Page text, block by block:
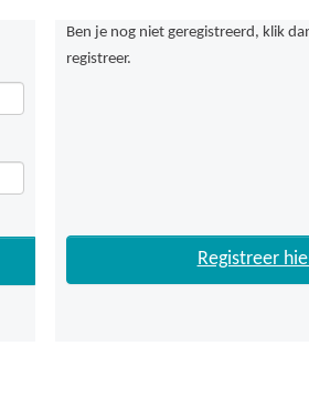
Ben je nog niet geregistreerd, klik
registreer.
Registreer